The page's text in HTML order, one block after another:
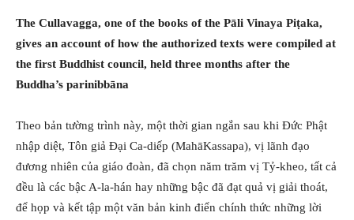
The Cullavagga, one of the books of the Pāli Vinaya Piṭaka,
gives an account of how the authorized texts were compiled at
the first Buddhist council, held three months after the
Buddha’s parinibbāna
Theo bản tường trình này, một thời gian ngắn sau khi Đức Phật
nhập diệt, Tôn giả Đại Ca-diếp (MahāKassapa), vị lãnh đạo
đương nhiên của giáo đoàn, đã chọn năm trăm vị Tỷ-kheo, tất cả
đều là các bậc A-la-hán hay những bậc đã đạt quả vị giải thoát,
để họp và kết tập một văn bản kinh điển chính thức những lời